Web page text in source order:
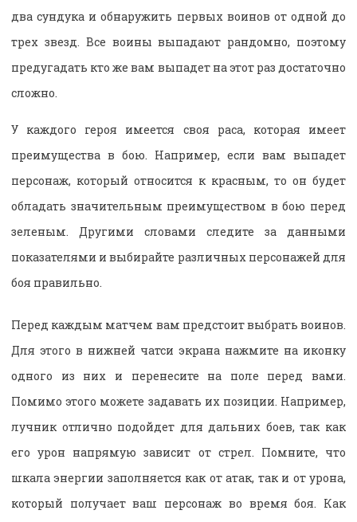
два сундука и обнаружить первых воинов от одной до
трех звезд. Все воины выпадают рандомно, поэтому
предугадать кто же вам выпадет на этот раз достаточно
сложно.
У каждого героя имеется своя раса, которая имеет
преимущества в бою. Например, если вам выпадет
персонаж, который относится к красным, то он будет
обладать значительным преимуществом в бою перед
зеленым. Другими словами следите за данными
показателями и выбирайте различных персонажей для
боя правильно.
Перед каждым матчем вам предстоит выбрать воинов.
Для этого в нижней чатси экрана нажмите на иконку
одного из них и перенесите на поле перед вами.
Помимо этого можете задавать их позиции. Например,
лучник отлично подойдет для дальних боев, так как
его урон напрямую зависит от стрел. Помните, что
шкала энергии заполняется как от атак, так и от урона,
который получает ваш персонаж во время боя. Как